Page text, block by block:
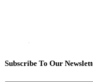
Subscribe To Our